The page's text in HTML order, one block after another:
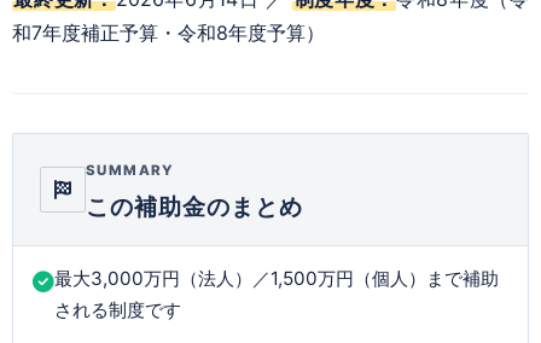
和7年度補正予算・令和8年度予算）
SUMMARY
この補助金のまとめ
最大3,000万円（法人）／1,500万円（個人）まで補助
される制度です